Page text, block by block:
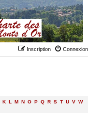
Connexion
Inscription
K L M N O P Q R S T U V W